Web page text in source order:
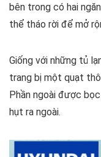
bên trong có hai
thể tháo rời để mở
Giống với những tủ
trang bị một quạt
Phần ngoài được
hụt ra ngoài.